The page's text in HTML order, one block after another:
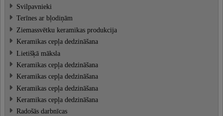
Svilpavnieki
Terīnes ar bļodiņām
Ziemassvētku keramikas produkcija
Keramikas cepļa dedzināšana
Lietišķā māksla
Keramikas cepļa dedzināšana
Keramikas cepļa dedzināšana
Keramikas cepļa dedzināšana
Keramikas cepļa dedzināšana
Radošās darbnīcas